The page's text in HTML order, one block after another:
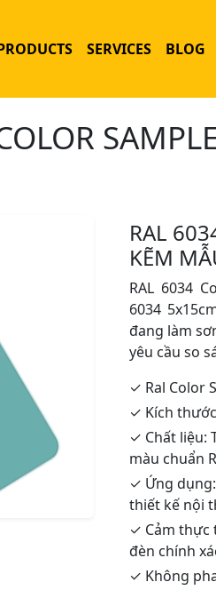
SERVICES BLOG
RAL
KẼM
RAL 6034
6034
đang làm
yêu cầu so
✓ Ral Color
✓ Kích
✓ Chất liệu:
màu chuẩn
✓ Ứng
thiết kế nội
✓ Cảm thực
đèn chính
✓ Không